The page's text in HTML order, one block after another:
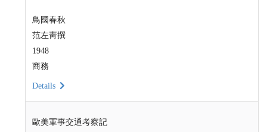
鳥國春秋
范左靑撰
1948
商務
Details
歐美軍事交通考察記